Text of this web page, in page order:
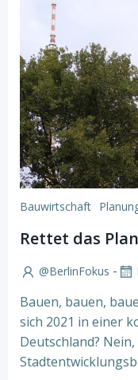
Bauwirtschaft
Rettet das
@BerlinFokus -
Bauen, bauen,
sich 2021 in einer
Deutschland?